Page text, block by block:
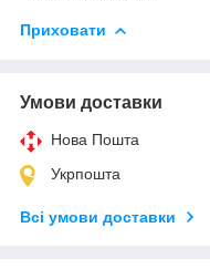
Приховати
Умови доставки
Нова Пошта
Укрпошта
Всі умови доставки